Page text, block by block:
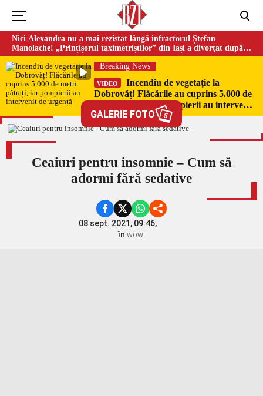
Nici Alexandra nu a mai rezistat lângă infractorul Ștefan
Manolache! „Prințișorul taximetriștilor” din Iași a divorţat după
doi ani de căsnicie
Breaking News
VIDEO
Incendiu de vegetație la
Dobrovăț! Flăcările au cuprins 5.000 de
metri pătrați, iar pompierii au intervenit
de urgență
GALERIE FOTO 5
Ceaiuri pentru insomnie – Cum să
adormi fără sedative
08 sept. 2021, 09:46,
în WOW!